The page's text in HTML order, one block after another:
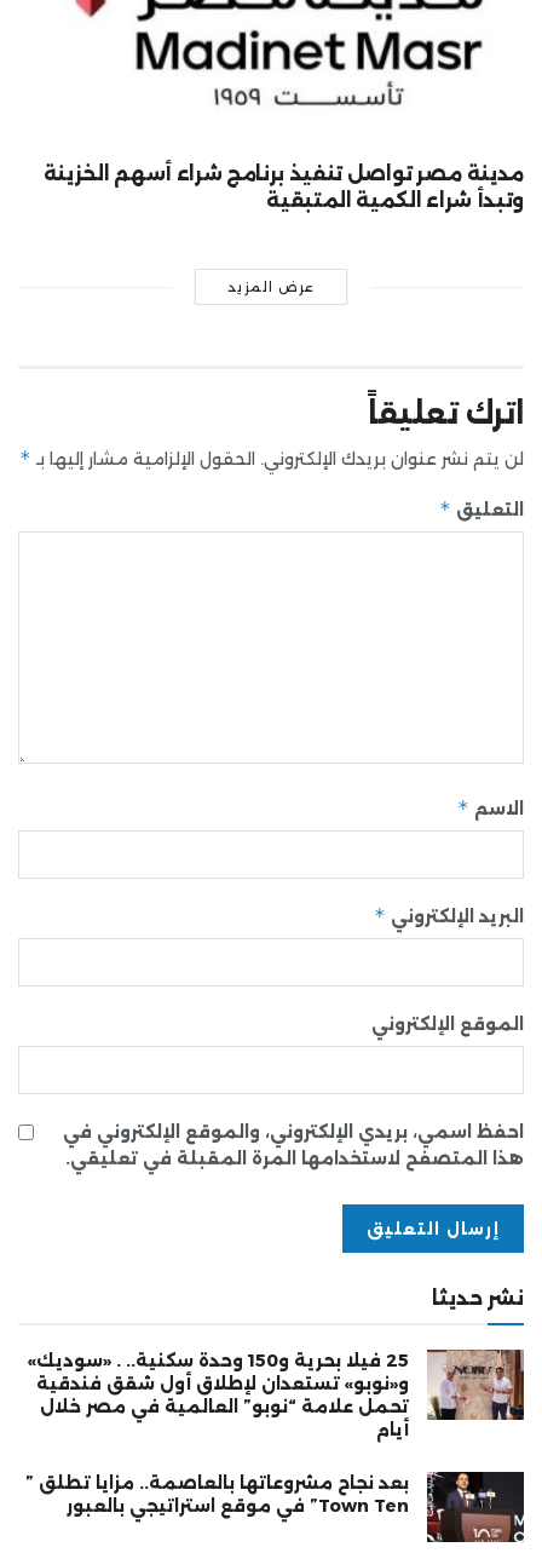
مدينة مصر تواصل تنفيذ برنامج شراء أسهم الخزينة
وتبدأ شراء الكمية المتبقية
عرض المزيد
اترك تعليقاً
لن يتم نشر عنوان بريدك الإلكتروني. الحقول الإلزامية مشار إليها بـ *
التعليق *
الاسم *
البريد الإلكتروني *
الموقع الإلكتروني
احفظ اسمي، بريدي الإلكتروني، والموقع الإلكتروني في
هذا المتصفح لاستخدامها المرة المقبلة في تعليقي.
نشر حديثا
25 فيلا بحرية و150 وحدة سكنية.. . «سوديك»
و«نوبو» تستعدان لإطلاق أول شقق فندقية
تحمل علامة “نوبو” العالمية في مصر خلال
أيام
بعد نجاح مشروعاتها بالعاصمة.. مزايا تطلق ”
Town Ten” في موقع استراتيجي بالعبور